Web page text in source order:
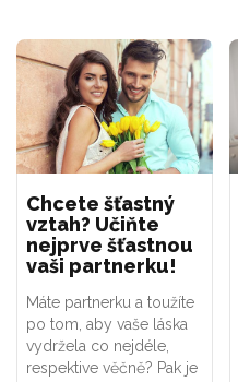
Chcete šťastný
vztah? Učiňte
nejprve šťastnou
vaši partnerku!
Máte partnerku a toužíte
po tom, aby vaše láska
vydržela co nejdéle,
respektive věčně? Pak je